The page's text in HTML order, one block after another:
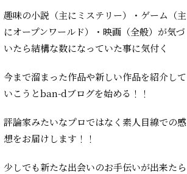
趣味の小説（主にミステリー）・ゲーム（主
にオープンワールド）・映画（全般）が気づ
いたら結構な数になっていた事に気付く
今まで溜まった作品や新しい作品を紹介して
いこうとban-dブログを始める！！
評論家みたいなプロではなく素人目線での感
想をお届けします！！
少しでも新たな出会いのお手伝いが出来たら